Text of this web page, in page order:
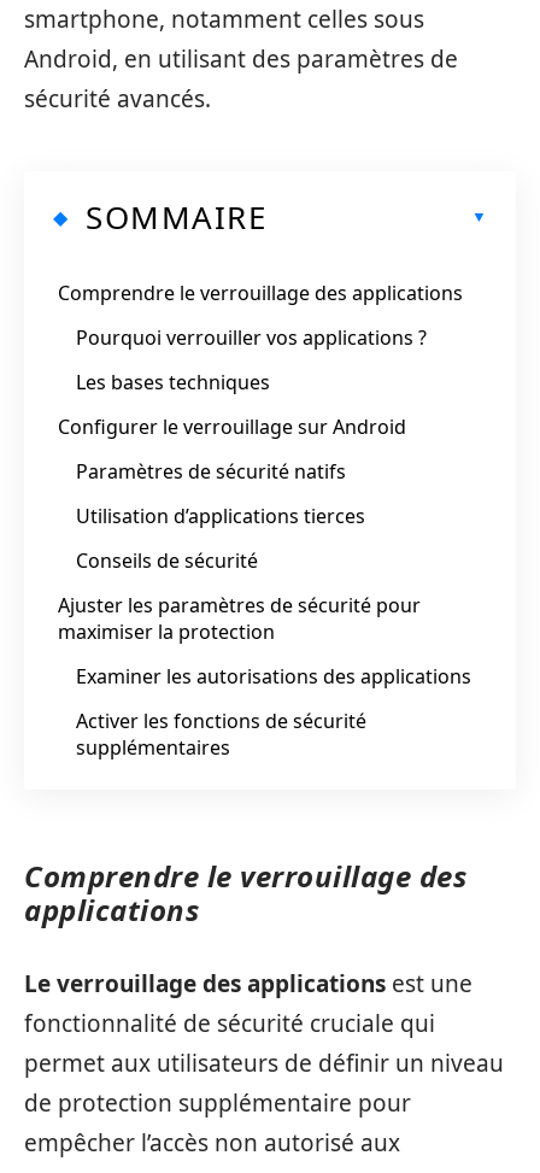
smartphone, notamment celles sous
Android, en utilisant des paramètres de
sécurité avancés.
SOMMAIRE
Comprendre le verrouillage des applications
Pourquoi verrouiller vos applications ?
Les bases techniques
Configurer le verrouillage sur Android
Paramètres de sécurité natifs
Utilisation d’applications tierces
Conseils de sécurité
Ajuster les paramètres de sécurité pour
maximiser la protection
Examiner les autorisations des applications
Activer les fonctions de sécurité
supplémentaires
Comprendre le verrouillage des
applications
Le verrouillage des applications est une
fonctionnalité de sécurité cruciale qui
permet aux utilisateurs de définir un niveau
de protection supplémentaire pour
empêcher l’accès non autorisé aux